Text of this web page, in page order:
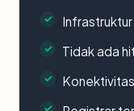
Tidak ada